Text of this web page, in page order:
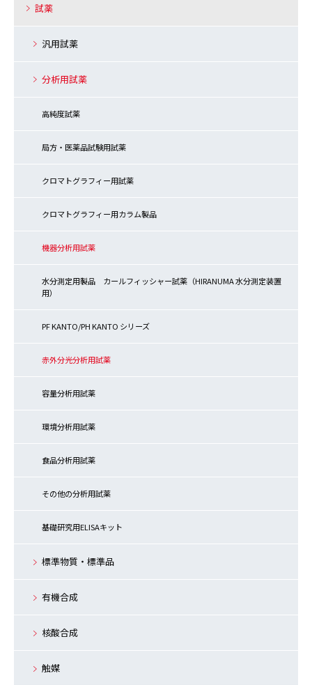
試薬
汎用試薬
分析用試薬
高純度試薬
局方・医薬品試験用試薬
クロマトグラフィー用試薬
クロマトグラフィー用カラム製品
機器分析用試薬
水分測定用製品 カールフィッシャー試薬（HIRANUMA 水分測定装置
用）
PF KANTO/PH KANTO シリーズ
赤外分光分析用試薬
容量分析用試薬
環境分析用試薬
食品分析用試薬
その他の分析用試薬
基礎研究用ELISAキット
標準物質・標準品
有機合成
核酸合成
触媒